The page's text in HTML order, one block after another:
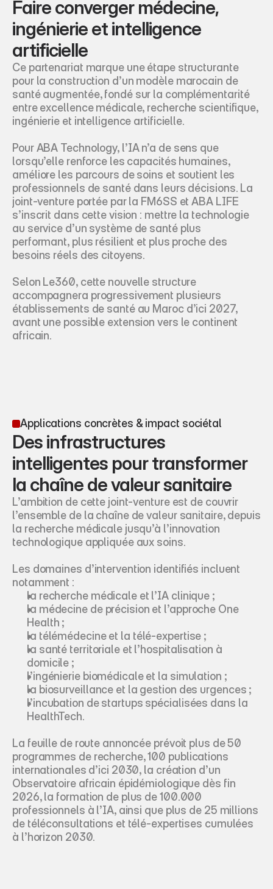
Faire converger médecine,
ingénierie et intelligence
artificielle
Ce partenariat marque une étape structurante
pour la construction d’un modèle marocain de
santé augmentée, fondé sur la complémentarité
entre excellence médicale, recherche scientifique,
ingénierie et intelligence artificielle.
Pour ABA Technology, l’IA n’a de sens que
lorsqu’elle renforce les capacités humaines,
améliore les parcours de soins et soutient les
professionnels de santé dans leurs décisions. La
joint-venture portée par la FM6SS et ABA LIFE
s’inscrit dans cette vision : mettre la technologie
au service d’un système de santé plus
performant, plus résilient et plus proche des
besoins réels des citoyens.
Selon Le360, cette nouvelle structure
accompagnera progressivement plusieurs
établissements de santé au Maroc d’ici 2027,
avant une possible extension vers le continent
africain.
Applications concrètes & impact sociétal
Des infrastructures
intelligentes pour transformer
la chaîne de valeur sanitaire
L’ambition de cette joint-venture est de couvrir
l’ensemble de la chaîne de valeur sanitaire, depuis
la recherche médicale jusqu’à l’innovation
technologique appliquée aux soins.
Les domaines d’intervention identifiés incluent
notamment :
la recherche médicale et l’IA clinique ;
la médecine de précision et l’approche One
Health ;
la télémédecine et la télé-expertise ;
la santé territoriale et l’hospitalisation à
domicile ;
l’ingénierie biomédicale et la simulation ;
la biosurveillance et la gestion des urgences ;
l’incubation de startups spécialisées dans la
HealthTech.
La feuille de route annoncée prévoit plus de 50
programmes de recherche, 100 publications
internationales d’ici 2030, la création d’un
Observatoire africain épidémiologique dès fin
2026, la formation de plus de 100.000
professionnels à l’IA, ainsi que plus de 25 millions
de téléconsultations et télé-expertises cumulées
à l’horizon 2030.